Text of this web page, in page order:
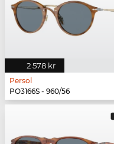
2 578 kr
Persol
PO3166S - 960/56